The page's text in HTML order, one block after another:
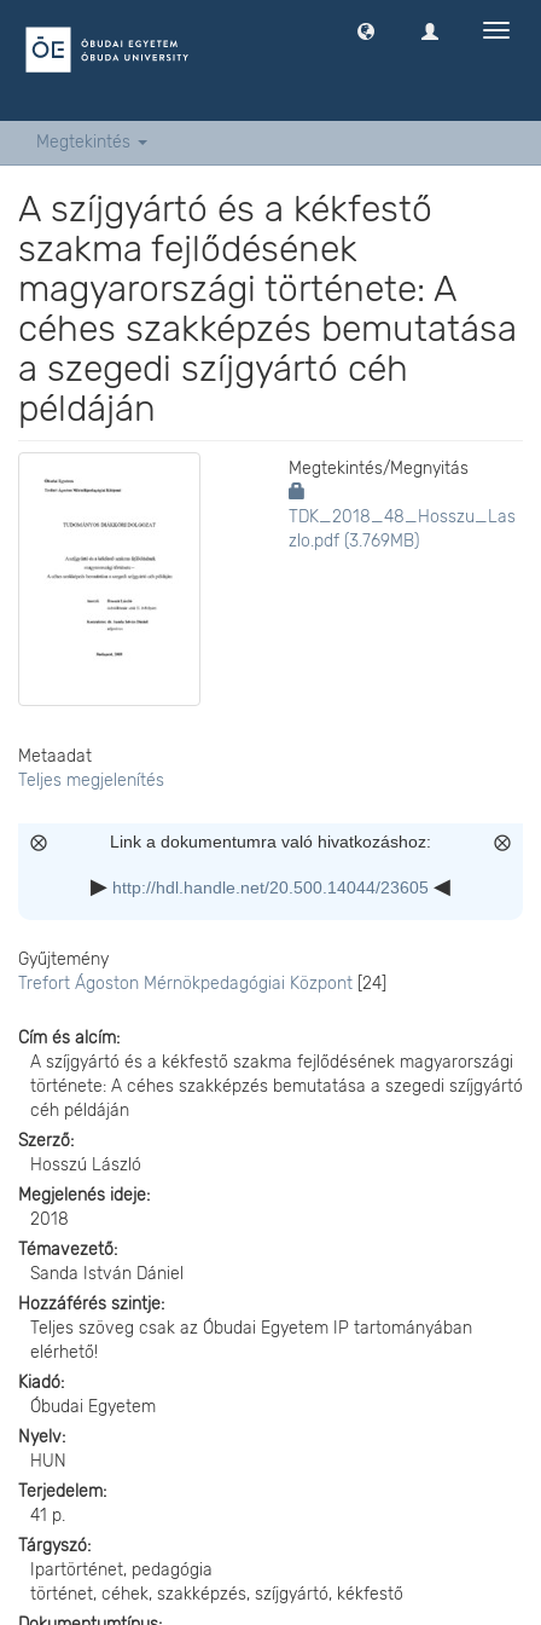
Megtekintés
A szíjgyártó és a kékfestő
szakma fejlődésének
magyarországi története: A
céhes szakképzés bemutatása
a szegedi szíjgyártó céh
példáján
Megtekintés/Megnyitás
TDK_2018_48_Hosszu_Las
zlo.pdf (3.769MB)
Metaadat
Teljes megjelenítés
Link a dokumentumra való hivatkozáshoz:
http://hdl.handle.net/20.500.14044/23605
Gyűjtemény
Trefort Ágoston Mérnökpedagógiai Központ [24]
Cím és alcím
A szíjgyártó és a kékfestő szakma fejlődésének magyarországi
története: A céhes szakképzés bemutatása a szegedi szíjgyártó
céh példáján
Szerző
Hosszú László
Megjelenés ideje
2018
Témavezető
Sanda István Dániel
Hozzáférés szintje
Teljes szöveg csak az Óbudai Egyetem IP tartományában
elérhető!
Kiadó
Óbudai Egyetem
Nyelv
HUN
Terjedelem
41 p.
Tárgyszó
Ipartörténet, pedagógia
történet, céhek, szakképzés, szíjgyártó, kékfestő